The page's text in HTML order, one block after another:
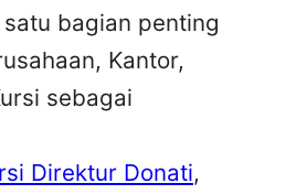
bagian penting
Kantor,
sebagai
Direktur Donati